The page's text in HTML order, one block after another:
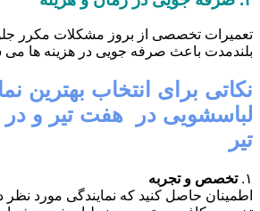
تعمیرات تخصصی از بروز مشکلات مکرر
بلندمدت باعث صرفه جویی در هزینه ها می
نکاتی برای انتخاب بهترین
لباسشویی در هفت تیر و
تیر
۱. تخصص و تجربه
اطمینان حاصل کنید که نمایندگی مورد نظر